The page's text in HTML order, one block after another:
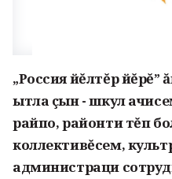
„Россия йĕлтĕр
ытла çын - шкул
райпо, районти тĕп
коллективĕсем,
администра­ци